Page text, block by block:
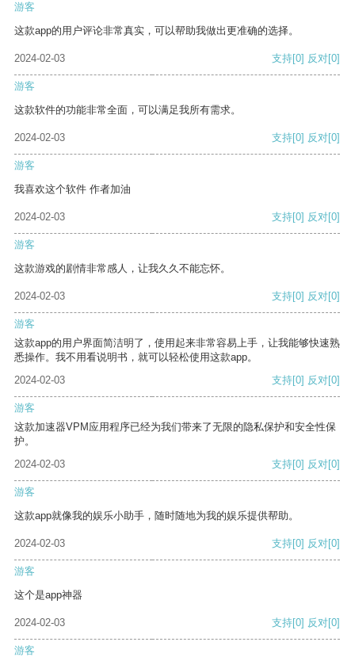
游客
这款app的用户评论非常真实，可以帮助我做出更准确的选择。
2024-02-03 支持[0] 反对[0]
游客
这款软件的功能非常全面，可以满足我所有需求。
2024-02-03 支持[0] 反对[0]
游客
我喜欢这个软件 作者加油
2024-02-03 支持[0] 反对[0]
游客
这款游戏的剧情非常感人，让我久久不能忘怀。
2024-02-03 支持[0] 反对[0]
游客
这款app的用户界面简洁明了，使用起来非常容易上手，让我能够快速熟
悉操作。我不用看说明书，就可以轻松使用这款app。
2024-02-03
支持[0] 反对[0]
游客
这款加速器VPM应用程序已经为我们带来了无限的隐私保护和安全性保
护。
2024-02-03
支持[0] 反对[0]
游客
这款app就像我的娱乐小助手，随时随地为我的娱乐提供帮助。
2024-02-03 支持[0] 反对[0]
游客
这个是app神器
2024-02-03 支持[0] 反对[0]
游客